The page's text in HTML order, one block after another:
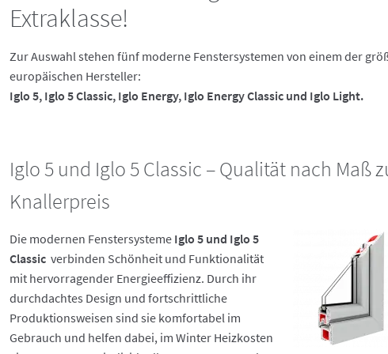
Extraklasse!
Zur Auswahl stehen fünf moderne Fenstersystemen von einem der
europäischen Hersteller:
Iglo 5, Iglo 5 Classic, Iglo Energy, Iglo Energy Classic und Iglo Light.
Iglo 5 und Iglo 5 Classic – Qualität nach Maß
Knallerpreis
Die modernen Fenstersysteme Iglo 5 und Iglo 5
Classic verbinden Schönheit und Funktionalität
mit hervorragender Energieeffizienz. Durch ihr
durchdachtes Design und fortschrittliche
Produktionsweisen sind sie komfortabel im
Gebrauch und helfen dabei, im Winter Heizkosten